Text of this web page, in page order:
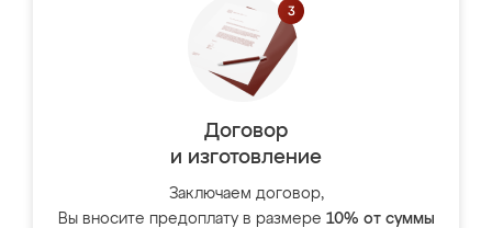
Договор
и изготовление
Заключаем договор,
Вы вносите предоплату в размере 10% от суммы